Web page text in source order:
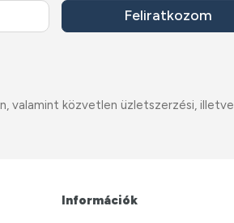
Feliratkozom
valamint közvetlen üzletszerzési, illetve
Információk